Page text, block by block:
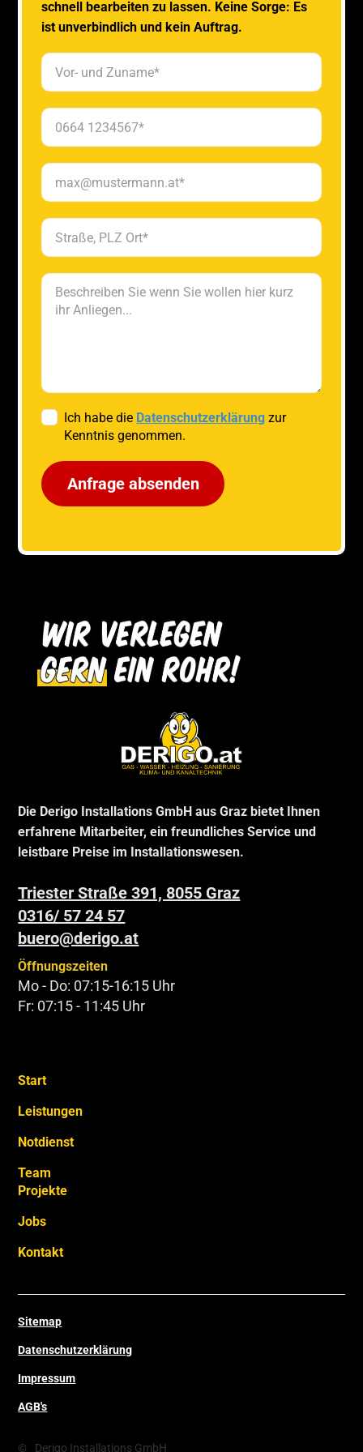
Die Derigo Installations GmbH aus Graz bietet Ihnen
erfahrene Mitarbeiter, ein freundliches Service und
leistbare Preise im Installationswesen.
Triester Straße 391, 8055 Graz
0316/ 57 24 57
buero@derigo.at
Öffnungszeiten
Mo - Do: 07:15-16:15 Uhr
Fr: 07:15 - 11:45 Uhr
Start
Leistungen
Notdienst
Team
Projekte
Jobs
Kontakt
schnell bearbeiten zu lassen. Keine Sorge: Es
ist unverbindlich und kein Auftrag.
Ich habe die Datenschutzerklärung zur
Kenntnis genommen.
Sitemap
Datenschutzerklärung
Impressum
AGB's
© Derigo Installations GmbH